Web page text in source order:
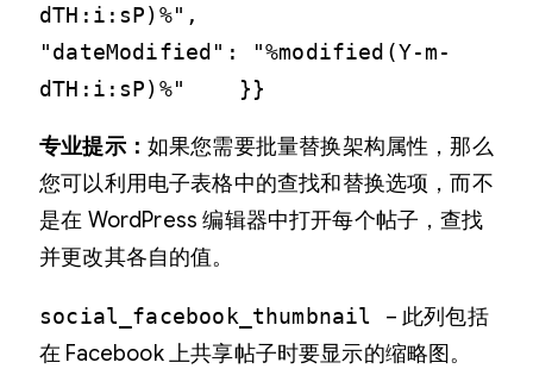
dTH:i:sP)%",
"dateModified": "%modified(Y-m-
dTH:i:sP)%"    }}
专业提示： 如果您需要批量替换架构属性，那么
您可以利用电子表格中的查找和替换选项，而不
是在 WordPress 编辑器中打开每个帖子，查找
并更改其各自的值。
social_facebook_thumbnail – 此列包括
在 Facebook 上共享帖子时要显示的缩略图。